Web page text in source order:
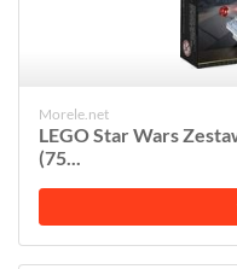
Morele.net
LEGO Star Wars
(75...